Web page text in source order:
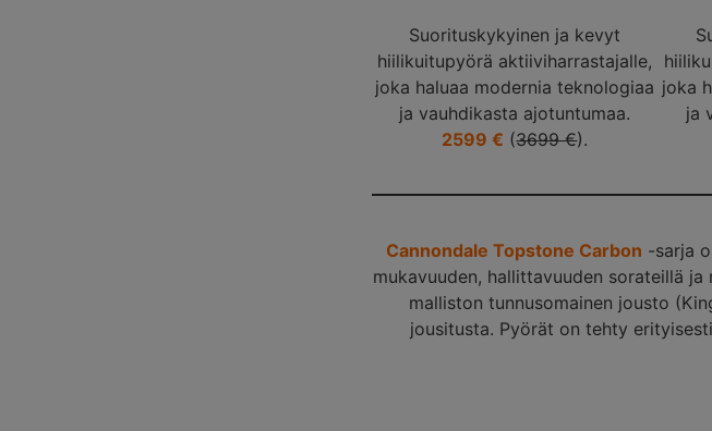
Suorituskykyinen ja kevyt
hiilikuitupyörä aktiiviharrastajalle,
joka haluaa modernia teknologiaa
ja vauhdikasta ajotuntumaa.
2599 € (3699 €).
joka
ja
Cannondale Topstone Carbon -sarja
mukavuuden, hallittavuuden sorateillä
malliston tunnusomainen jousto
jousitusta. Pyörät on tehty